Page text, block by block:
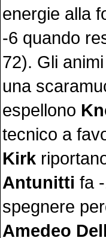
energie alla
-6 quando
72). Gli
una
espellono
tecnico a
Kirk
Antunitti fa
spegnere
Amedeo